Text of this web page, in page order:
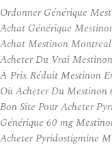
Ordonner Générique
Achat Générique
Achat Mestinon Montreal
Acheter Du Vrai
À Prix Réduit Mestinon
Où Acheter Du Mestinon
Bon Site Pour Acheter
Générique 60 mg
Acheter Pyridostigmine